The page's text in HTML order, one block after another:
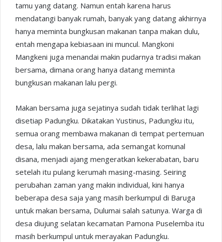
tamu yang datang. Namun entah karena harus
mendatangi banyak rumah, banyak yang datang akhirnya
hanya meminta bungkusan makanan tanpa makan dulu,
entah mengapa kebiasaan ini muncul. Mangkoni
Mangkeni juga menandai makin pudarnya tradisi makan
bersama, dimana orang hanya datang meminta
bungkusan makanan lalu pergi.
Makan bersama juga sejatinya sudah tidak terlihat lagi
disetiap Padungku. Dikatakan Yustinus, Padungku itu,
semua orang membawa makanan di tempat pertemuan
desa, lalu makan bersama, ada semangat komunal
disana, menjadi ajang mengeratkan kekerabatan, baru
setelah itu pulang kerumah masing-masing. Seiring
perubahan zaman yang makin individual, kini hanya
beberapa desa saja yang masih berkumpul di Baruga
untuk makan bersama, Dulumai salah satunya. Warga di
desa diujung selatan kecamatan Pamona Puselemba itu
masih berkumpul untuk merayakan Padungku.